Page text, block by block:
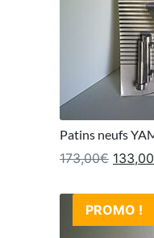
Patins neufs
173,00€ Le
133,00
PROMO !